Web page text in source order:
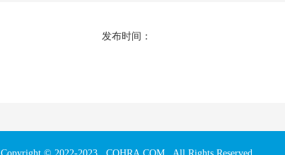
发布时间：